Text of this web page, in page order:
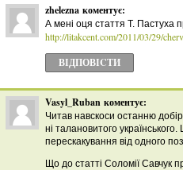
zhelezna коментує:
А мені оця стаття Т. Пастуха
http://litakcent.com/2011/03/29/
ВІДПОВІCТИ
Vasyl_Ruban коментує:
Читав навскоси останню
ні талановитого
перескакування від одного
Що до статті Соломії Савчук